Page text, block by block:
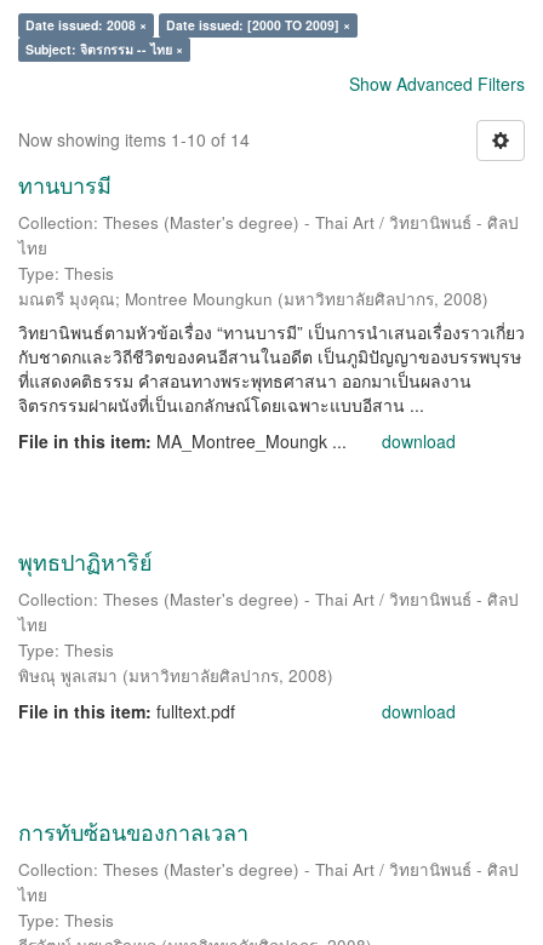
Date issued: 2008 ×
Date issued: [2000 TO 2009] ×
Subject: จิตรกรรม -- ไทย ×
Show Advanced Filters
Now showing items 1-10 of 14
ทานบารมี
Collection: Theses (Master's degree) - Thai Art / วิทยานิพนธ์ - ศิลป
ไทย
Type: Thesis
มณตรี มุงคุณ; Montree Moungkun (มหาวิทยาลัยศิลปากร, 2008)
วิทยานิพนธ์ตามหัวข้อเรื่อง “ทานบารมี” เป็นการนำเสนอเรื่องราวเกี่ยว
กับชาดกและวิถีชีวิตของคนอีสานในอดีต เป็นภูมิปัญญาของบรรพบุรษ
ที่แสดงคติธรรม คำสอนทางพระพุทธศาสนา ออกมาเป็นผลงาน
จิตรกรรมฝาผนังที่เป็นเอกลักษณ์โดยเฉพาะแบบอีสาน ...
File in this item: MA_Montree_Moungk ... download
พุทธปาฏิหาริย์
Collection: Theses (Master's degree) - Thai Art / วิทยานิพนธ์ - ศิลป
ไทย
Type: Thesis
พิษณุ พูลเสมา (มหาวิทยาลัยศิลปากร, 2008)
File in this item: fulltext.pdf download
การทับซ้อนของกาลเวลา
Collection: Theses (Master's degree) - Thai Art / วิทยานิพนธ์ - ศิลป
ไทย
Type: Thesis